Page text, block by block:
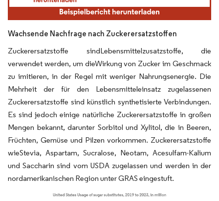
Wachsende Nachfrage nach Zuckerersatzstoffen
Zuckerersatzstoffe sindLebensmittelzusatzstoffe, die
verwendet werden, um dieWirkung von Zucker im Geschmack
zu imitieren, in der Regel mit weniger Nahrungsenergie. Die
Mehrheit der für den Lebensmitteleinsatz zugelassenen
Zuckerersatzstoffe sind künstlich synthetisierte Verbindungen.
Es sind jedoch einige natürliche Zuckerersatzstoffe in großen
Mengen bekannt, darunter Sorbitol und Xylitol, die in Beeren,
Früchten, Gemüse und Pilzen vorkommen. Zuckerersatzstoffe
wieStevia, Aspartam, Sucralose, Neotam, Acesulfam-Kalium
und Saccharin sind vom USDA zugelassen und werden in der
nordamerikanischen Region unter GRAS eingestuft.